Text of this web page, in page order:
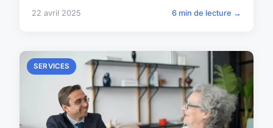
22 avril 2025 6 min de lecture →
SERVICES